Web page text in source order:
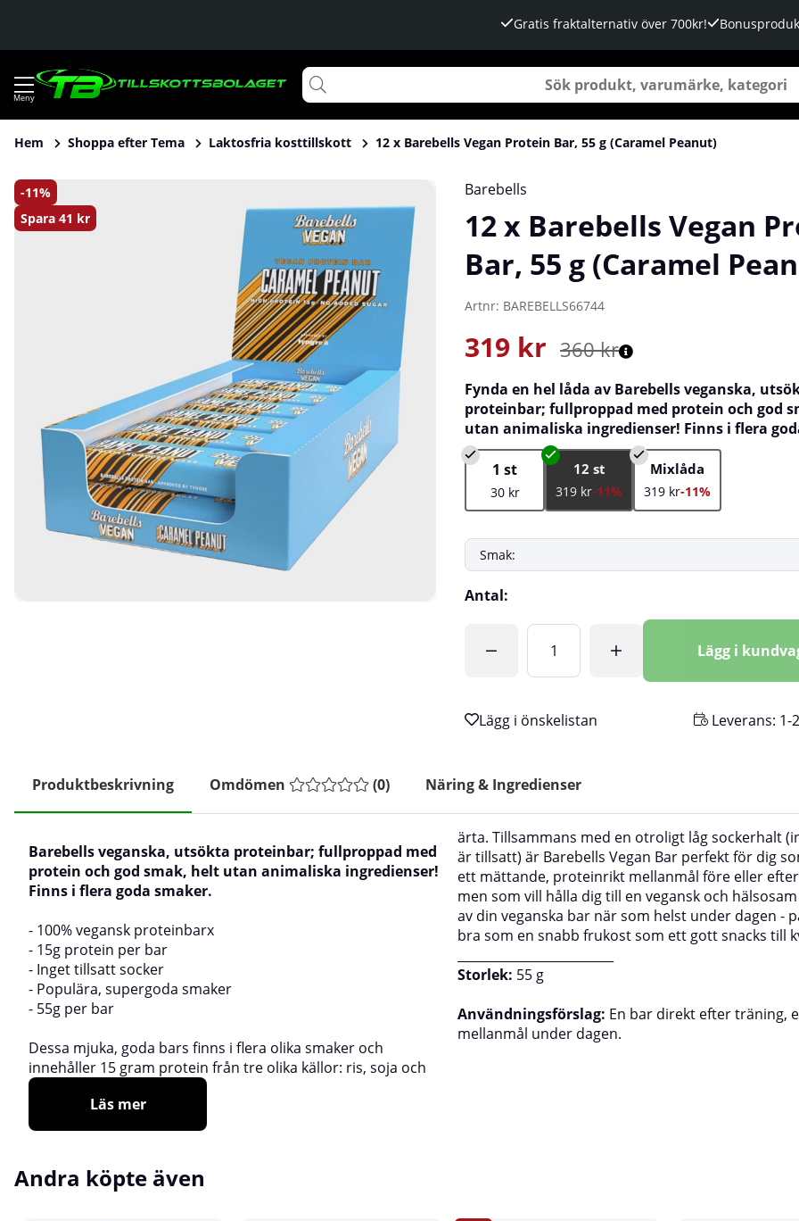
Gratis fraktalternativ över 700kr!
Hem Shoppa efter Tema Laktosfria kosttillskott 12 x Barebells Vegan Protein Bar, 55 g (Caramel Peanut)
11
Spara 41 kr
Produktbilder 12 x Barebells Vegan Protein Bar, 55 g (Caramel Peanut)Barebells
12 x Barebells Vegan
Bar, 55 g (Caramel
Artnr: BAREBELLS66744
360kr
319 kr
Fynda en hel låda av Barebells veganska,
proteinbar; fullproppad med protein och god
utan animaliska ingredienser! Finns i flera
1 st
30 kr
12 st
319 kr-11%
Mixlåda
319 kr-11%
Antal:
Lägg i
Leverans: 1-
Produktbeskrivning Omdömen (0) Näring & Ingredienser
Barebells veganska, utsökta proteinbar; fullproppad med
protein och god smak, helt utan animaliska ingredienser!
Finns i flera goda smaker.
- 100% vegansk proteinbarx
- 15g protein per bar
- Inget tillsatt socker
- Populära, supergoda smaker
- 55g per bar
Dessa mjuka, goda bars finns i flera olika smaker och
innehåller 15 gram protein från tre olika källor: ris, soja och
ärta. Tillsammans med en otroligt låg sockerhalt
är tillsatt) är Barebells Vegan Bar perfekt för dig
ett mättande, proteinrikt mellanmål före eller
men som vill hålla dig till en vegansk och
av din veganska bar när som helst under dagen -
bra som en snabb frukost som ett gott snacks till
Storlek: 55 g
Användningsförslag: En bar direkt efter träning,
mellanmål under dagen.
Läs mer
Andra köpte även